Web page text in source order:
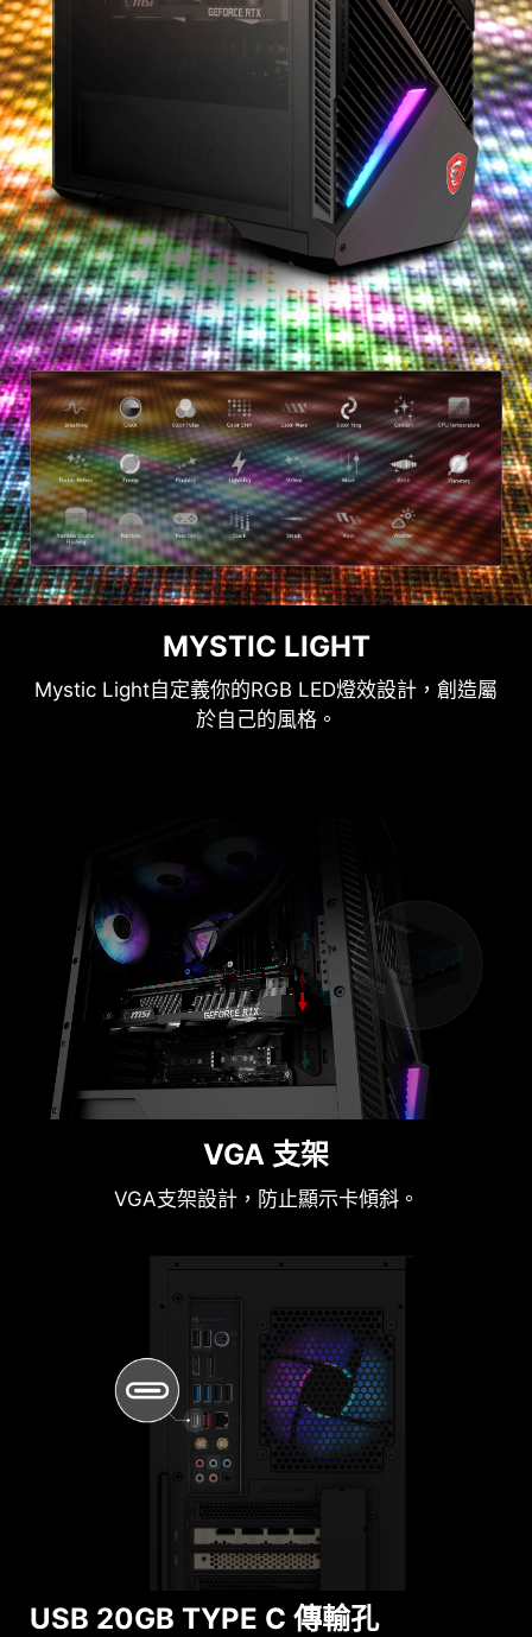
MYSTIC LIGHT
Mystic Light自定義你的RGB LED燈效設計，創造屬
於自己的風格。
VGA 支架
VGA支架設計，防止顯示卡傾斜。
USB 20GB TYPE C 傳輸孔